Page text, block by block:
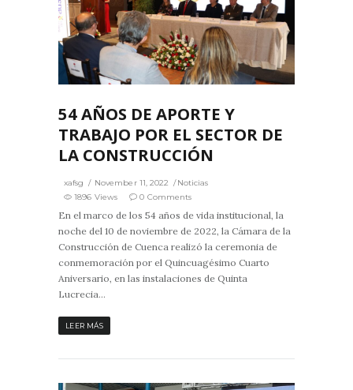
54 AÑOS DE APORTE Y
TRABAJO POR EL SECTOR DE
LA CONSTRUCCIÓN
xafsg November 11, 2022
Noticias
1896 Views
0 Comments
En el marco de los 54 años de vida institucional, la
noche del 10 de noviembre de 2022, la Cámara de la
Construcción de Cuenca realizó la ceremonia de
conmemoración por el Quincuagésimo Cuarto
Aniversario, en las instalaciones de Quinta
Lucrecia...
LEER MÁS